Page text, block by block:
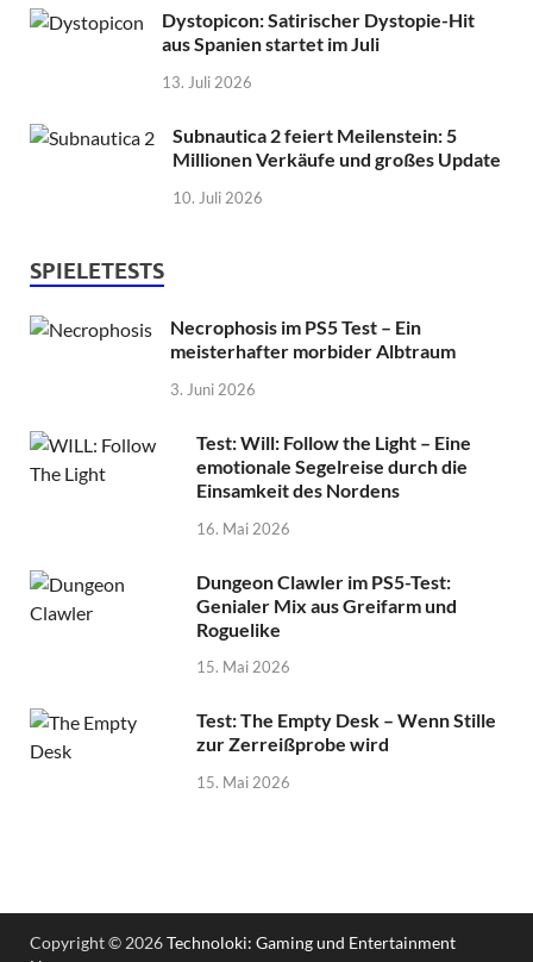
Dystopicon: Satirischer Dystopie-Hit
aus Spanien startet im Juli
13. Juli 2026
Subnautica 2 feiert Meilenstein: 5
Millionen Verkäufe und großes Update
10. Juli 2026
SPIELETESTS
Necrophosis im PS5 Test – Ein
meisterhafter morbider Albtraum
3. Juni 2026
Test: Will: Follow the Light – Eine
emotionale Segelreise durch die
Einsamkeit des Nordens
16. Mai 2026
Dungeon Clawler im PS5-Test:
Genialer Mix aus Greifarm und
Roguelike
15. Mai 2026
Test: The Empty Desk – Wenn Stille
zur Zerreißprobe wird
15. Mai 2026
Copyright © 2026Technoloki: Gaming und Entertainment